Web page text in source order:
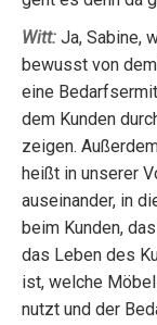
Witt: Ja, Sabine,
bewusst von
eine
dem Kunden
zeigen.
heißt in unserer
auseinander, in
beim Kunden,
das Leben des
ist, welche
nutzt und der